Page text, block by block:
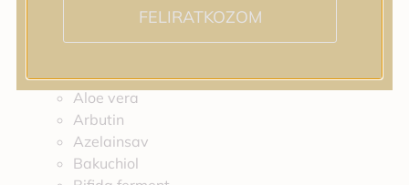
Várandósság alatt is
Allantoin
Aloe vera
Arbutin
Azelainsav
Bakuchiol
FELIRATKOZOM